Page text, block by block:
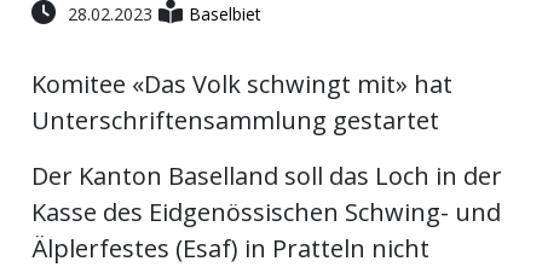
Veranstaltungen
Stellen
Paper
App
28.02.2023 Baselbiet
Komitee «Das Volk schwingt mit» hat
Unterschriftensammlung gestartet
Der Kanton Baselland soll das Loch in der
Kasse des Eidgenössischen Schwing- und
Älplerfestes (Esaf) in Pratteln nicht